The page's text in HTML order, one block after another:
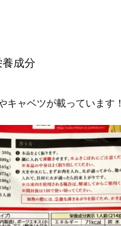
成分
キャベツが載っています！